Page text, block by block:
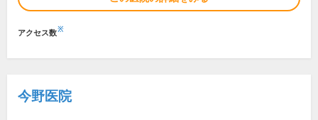
アクセス数※
今野医院